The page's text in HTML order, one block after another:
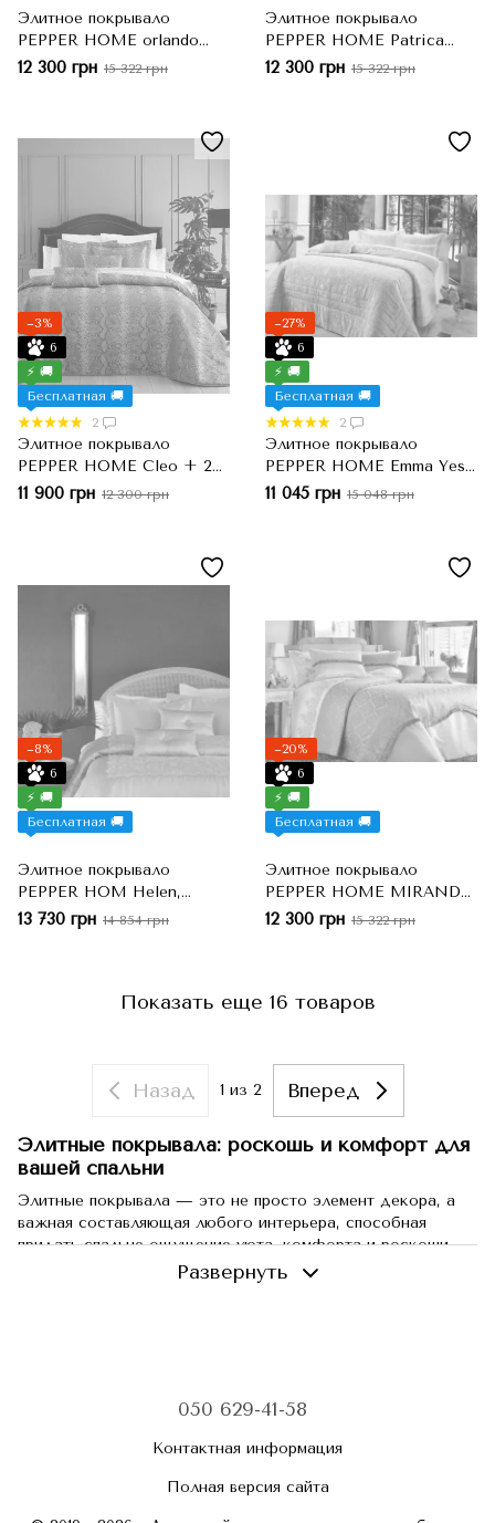
Элитное покрывало
PEPPER HOME orlando
bakir, Серо-голубой, Евро-
12 300 грн 15 322 грн
Элитное покрывало
PEPPER HOME Patrica
krem, Кремовый, Евро-
12 300 грн 15 322 грн
−3%
6
⚡ 🚚
Бесплатная 🚚
2
Элитное покрывало
PEPPER HOME Cleo + 2
декоративные наволочки
макси, 260x270 см, 50x70
11 900 грн 12 300 грн
−27%
6
⚡ 🚚
Бесплатная 🚚
2
Элитное покрывало
PEPPER HOME Emma Yesil
+ 2 декоративные
11 045 грн 15 048 грн
−8%
6
⚡ 🚚
Бесплатная 🚚
Элитное покрывало
PEPPER HOM Helen,
Бежевый, Евро-макси,
13 730 грн 14 854 грн
−20%
6
⚡ 🚚
Бесплатная 🚚
Элитное покрывало
PEPPER HOME MIRANDA,
Золотой, Евро-макси,
12 300 грн 15 322 грн
Показать еще 16 товаров
Назад 1 из 2 Вперед
Элитные покрывала: роскошь и комфорт для
вашей спальни
Элитные покрывала — это не просто элемент декора, а
важная составляющая любого интерьера, способная
придать спальне ощущение уюта, комфорта и роскоши.
Эти изделия отличаются высоким качеством, изысканным
дизайном и долговечностью. Интернет-магазин
Элитные покрывала изготавливаются из различных
материалов, которые обеспечивают их исключительные
: плотный и прочный материал, отличающийся
сложным переплетением нитей, что придает
Развернуть
050 629-41-58
Контактная информация
Полная версия сайта